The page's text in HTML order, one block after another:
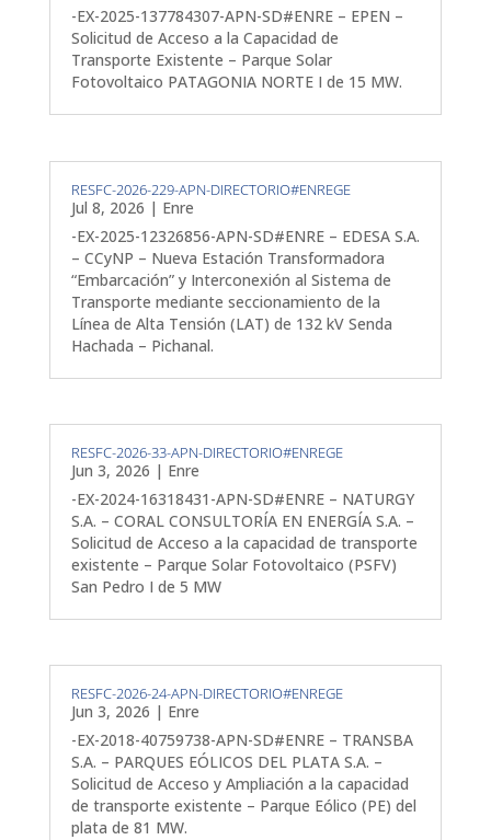
-EX-2025-137784307-APN-SD#ENRE – EPEN –
Solicitud de Acceso a la Capacidad de
Transporte Existente – Parque Solar
Fotovoltaico PATAGONIA NORTE I de 15 MW.
RESFC-2026-229-APN-DIRECTORIO#ENREGE
Jul 8, 2026 | Enre
-EX-2025-12326856-APN-SD#ENRE – EDESA S.A.
– CCyNP – Nueva Estación Transformadora
“Embarcación” y Interconexión al Sistema de
Transporte mediante seccionamiento de la
Línea de Alta Tensión (LAT) de 132 kV Senda
Hachada – Pichanal.
RESFC-2026-33-APN-DIRECTORIO#ENREGE
Jun 3, 2026 | Enre
-EX-2024-16318431-APN-SD#ENRE – NATURGY
S.A. – CORAL CONSULTORÍA EN ENERGÍA S.A. –
Solicitud de Acceso a la capacidad de transporte
existente – Parque Solar Fotovoltaico (PSFV)
San Pedro I de 5 MW
RESFC-2026-24-APN-DIRECTORIO#ENREGE
Jun 3, 2026 | Enre
-EX-2018-40759738-APN-SD#ENRE – TRANSBA
S.A. – PARQUES EÓLICOS DEL PLATA S.A. –
Solicitud de Acceso y Ampliación a la capacidad
de transporte existente – Parque Eólico (PE) del
plata de 81 MW.